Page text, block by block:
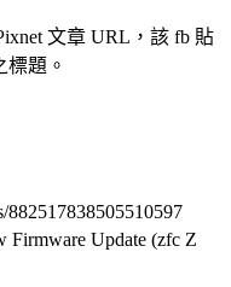
文章 URL，該 fb 貼
標題。
882517838505510597
Update (zfc Z